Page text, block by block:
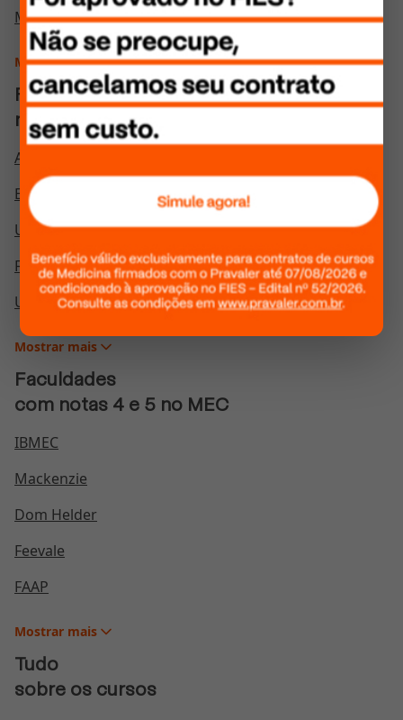
Medicina Veterinária
Mostrarmais
Faculdades
mais buscadas
Anhanguera
Estácio
UNIP
FMU
UNA
Mostrar mais
Faculdades
com notas 4 e 5 no MEC
IBMEC
Mackenzie
Dom Helder
Feevale
FAAP
Mostrar mais
Tudo
sobre os cursos